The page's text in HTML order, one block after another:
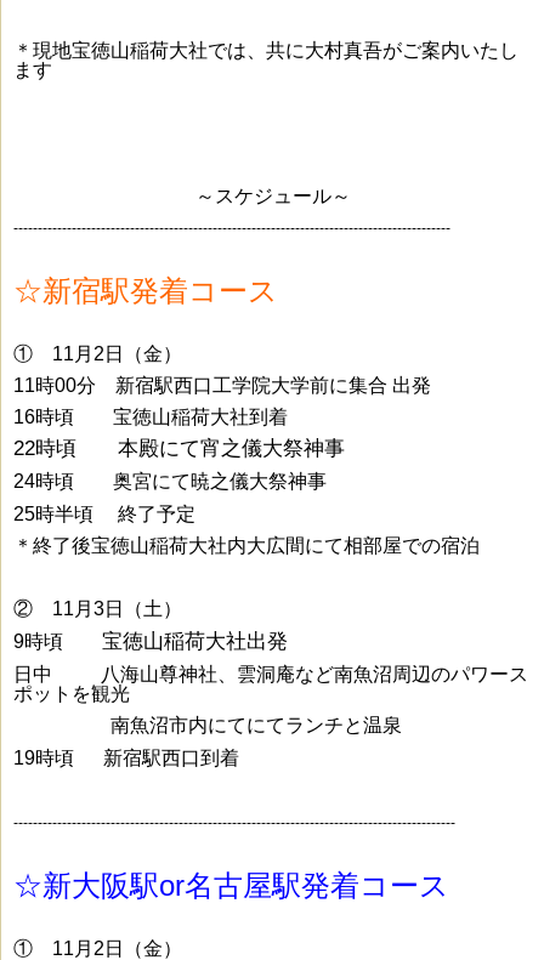
＊現地宝徳山稲荷大社では、共に大村真吾がご案内いたし
ます
～スケジュール～
------------------------------------------------------------------------------------------
☆新宿駅発着コース
① 11月2日（金）
11時00分 新宿駅西口工学院大学前に集合 出発
16時頃 宝徳山稲荷大社到着
22時頃 本殿にて宵之儀大祭神事
24時頃 奥宮にて暁之儀大祭神事
25時半頃 終了予定
＊終了後宝徳山稲荷大社内大広間にて相部屋での宿泊
② 11月3日（土）
9時頃 宝徳山稲荷大社出発
日中 八海山尊神社、雲洞庵など南魚沼周辺のパワース
ポットを観光
南魚沼市内にてにてランチと温泉
19時頃 新宿駅西口到着
-------------------------------------------------------------------------------------------
☆新大阪駅or名古屋駅発着コース
① 11月2日（金）